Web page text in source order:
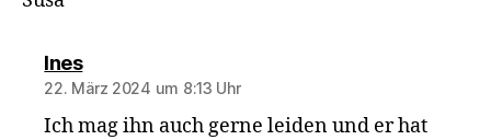
Inessagt:
22. März 2024 um 8:13 Uhr
Ich mag ihn auch gerne leiden und er hat